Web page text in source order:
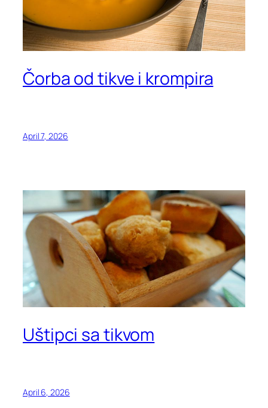
Čorba od tikve i krompira
April 7, 2026
Uštipci sa tikvom
April 6, 2026